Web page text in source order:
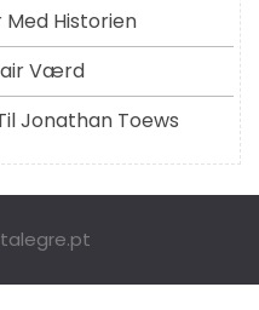
Historien
Værd
Jonathan Toews